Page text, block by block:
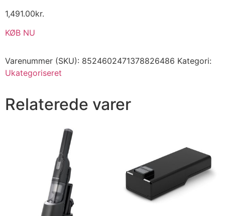
1,491.00kr.
KØB NU
Varenummer (SKU): 8524602471378826486 Kategori:
Ukategoriseret
Relaterede varer